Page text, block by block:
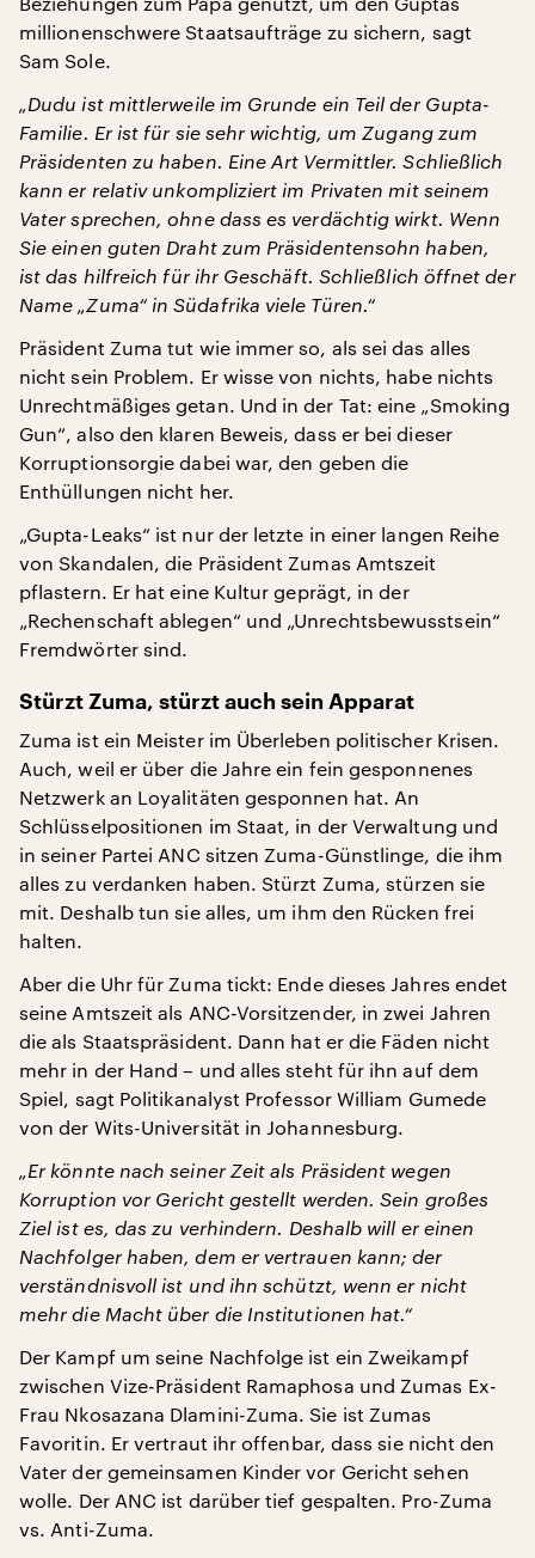
millionenschwere Staatsaufträge zu sichern, sagt
Sam Sole.
„Dudu ist mittlerweile im Grunde ein Teil der Gupta-
Familie. Er ist für sie sehr wichtig, um Zugang zum
Präsidenten zu haben. Eine Art Vermittler. Schließlich
kann er relativ unkompliziert im Privaten mit seinem
Vater sprechen, ohne dass es verdächtig wirkt. Wenn
Sie einen guten Draht zum Präsidentensohn haben,
ist das hilfreich für ihr Geschäft. Schließlich öffnet der
Name „Zuma“ in Südafrika viele Türen.“
Präsident Zuma tut wie immer so, als sei das alles
nicht sein Problem. Er wisse von nichts, habe nichts
Unrechtmäßiges getan. Und in der Tat: eine „Smoking
Gun“, also den klaren Beweis, dass er bei dieser
Korruptionsorgie dabei war, den geben die
Enthüllungen nicht her.
„Gupta-Leaks“ ist nur der letzte in einer langen Reihe
von Skandalen, die Präsident Zumas Amtszeit
pflastern. Er hat eine Kultur geprägt, in der
„Rechenschaft ablegen“ und „Unrechtsbewusstsein“
Fremdwörter sind.
Stürzt Zuma, stürzt auch sein Apparat
Zuma ist ein Meister im Überleben politischer Krisen.
Auch, weil er über die Jahre ein fein gesponnenes
Netzwerk an Loyalitäten gesponnen hat. An
Schlüsselpositionen im Staat, in der Verwaltung und
in seiner Partei ANC sitzen Zuma-Günstlinge, die ihm
alles zu verdanken haben. Stürzt Zuma, stürzen sie
mit. Deshalb tun sie alles, um ihm den Rücken frei
halten.
Aber die Uhr für Zuma tickt: Ende dieses Jahres endet
seine Amtszeit als ANC-Vorsitzender, in zwei Jahren
die als Staatspräsident. Dann hat er die Fäden nicht
mehr in der Hand – und alles steht für ihn auf dem
Spiel, sagt Politikanalyst Professor William Gumede
von der Wits-Universität in Johannesburg.
„Er könnte nach seiner Zeit als Präsident wegen
Korruption vor Gericht gestellt werden. Sein großes
Ziel ist es, das zu verhindern. Deshalb will er einen
Nachfolger haben, dem er vertrauen kann; der
verständnisvoll ist und ihn schützt, wenn er nicht
mehr die Macht über die Institutionen hat.“
Der Kampf um seine Nachfolge ist ein Zweikampf
zwischen Vize-Präsident Ramaphosa und Zumas Ex-
Frau Nkosazana Dlamini-Zuma. Sie ist Zumas
Favoritin. Er vertraut ihr offenbar, dass sie nicht den
Vater der gemeinsamen Kinder vor Gericht sehen
wolle. Der ANC ist darüber tief gespalten. Pro-Zuma
vs. Anti-Zuma.